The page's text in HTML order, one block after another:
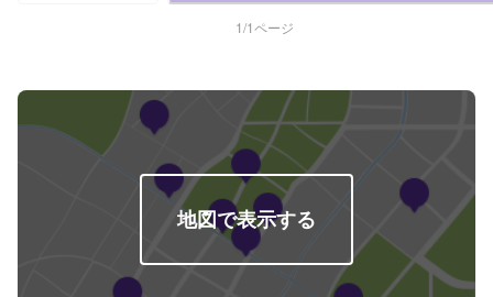
ス）-----------その他料金----------->>オイルフィルター2,420円〜／台>>２サイ
1/1ページ
地図で表示する